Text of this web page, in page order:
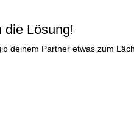
die Lösung!
deinem Partner etwas zum